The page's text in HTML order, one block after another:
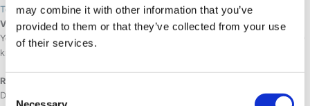
may combine it with other information that you’ve
provided to them or that they’ve collected from your use
of their services.
Tøjvask og rengøring
Vaskeservice
You will find the laundry bag in your room. Our laundry service costs 130
kr. for a bag and you can simply give it to one of our receptionists.
Rengøring
Dit værelse bliver frisket op hver dag. Læg venligst de håndklæder, du